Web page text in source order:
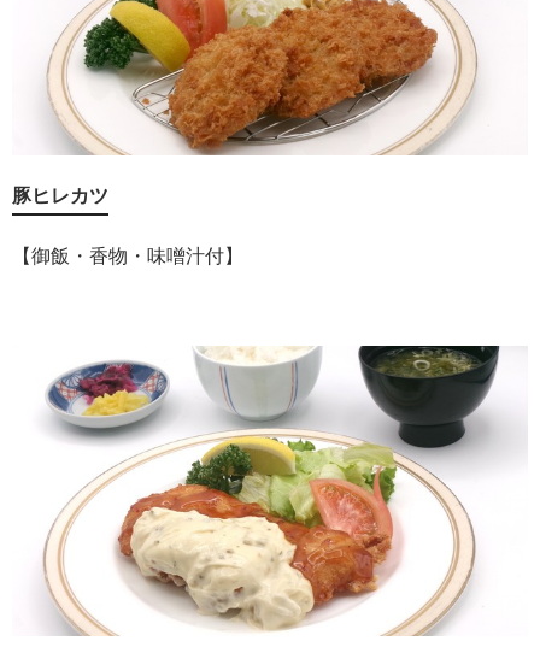
豚ヒレカツ
【御飯・香物・味噌汁付】